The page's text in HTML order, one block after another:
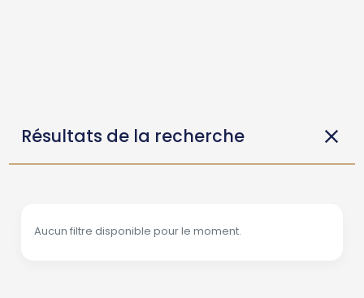
Résultats de la recherche
Aucun filtre disponible pour le moment.